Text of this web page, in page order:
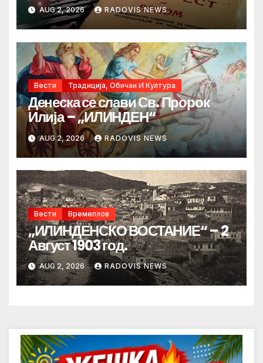
AUG 2, 2026 RADOVIS NEWS
Вести Традиција, Обичаи И Култура
Денеска се слави Св. Пророк
Илија – „ИЛИНДЕН“
AUG 2, 2026 RADOVIS NEWS
Вести Времеплов
„ИЛИНДЕНСКО ВОСТАНИЕ“ – 2
Август 1903 год.
AUG 2, 2026 RADOVIS NEWS